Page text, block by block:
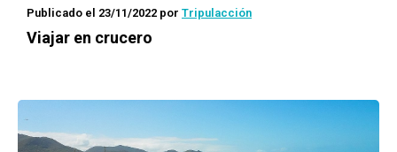
Publicado el 23/11/2022 por Tripulacción
Viajar en crucero